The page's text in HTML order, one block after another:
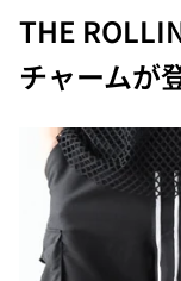
THE
チャームが